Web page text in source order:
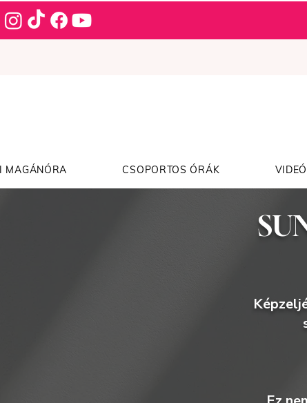
MAGÁNÓRA CSOPORTOS ÓRÁK